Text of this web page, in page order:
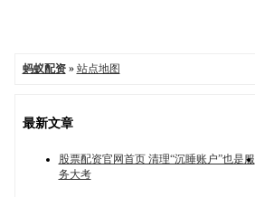
蚂蚁配资» 站点地图
最新文章
股票配资官网首页 清理“沉睡账户”也是服
务大考